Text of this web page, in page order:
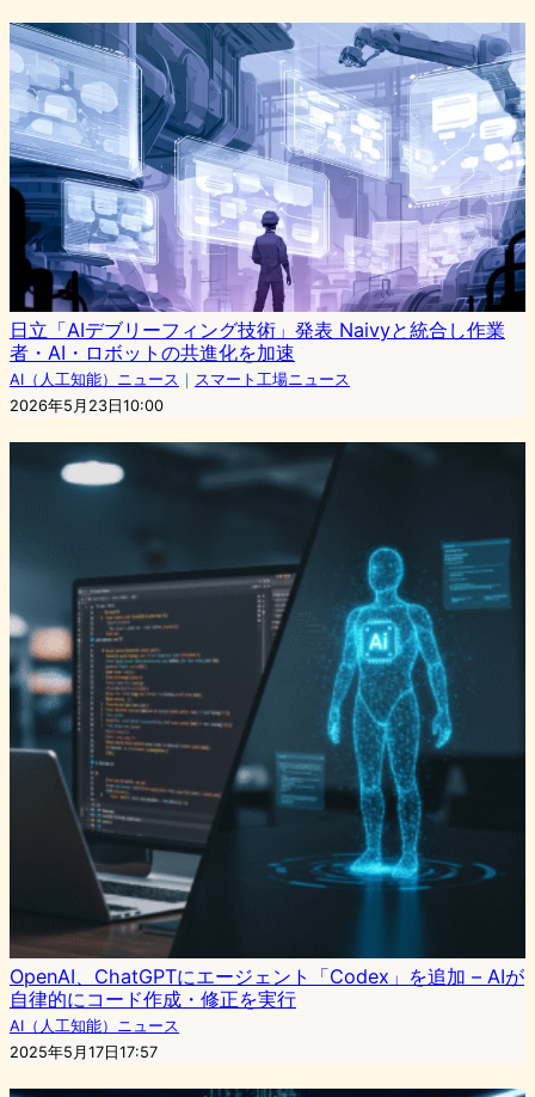
日立「AIデブリーフィング技術」発表 Naivyと統合し作業
者・AI・ロボットの共進化を加速
AI（人工知能）ニュース ｜ スマート工場ニュース
2026年5月23日10:00
OpenAI、ChatGPTにエージェント「Codex」を追加 – AIが
自律的にコード作成・修正を実行
AI（人工知能）ニュース
2025年5月17日17:57